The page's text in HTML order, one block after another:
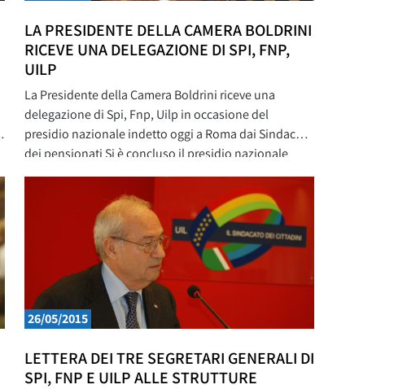
LA PRESIDENTE DELLA CAMERA BOLDRINI
RICEVE UNA DELEGAZIONE DI SPI, FNP,
UILP
La Presidente della Camera Boldrini riceve una
delegazione di Spi, Fnp, Uilp in occasione del
presidio nazionale indetto oggi a Roma dai Sindacati
dei pensionati Si è concluso il presidio nazionale
delle organizzazioni sindacali dei pensionati Spi Cgil,
Fnp Cisl e Uilp Uil organizzato questa mattina a
Roma, al Pantheon, in concomitanza con l’avvio della
26/05/2015
LETTERA DEI TRE SEGRETARI GENERALI DI
SPI, FNP E UILP ALLE STRUTTURE